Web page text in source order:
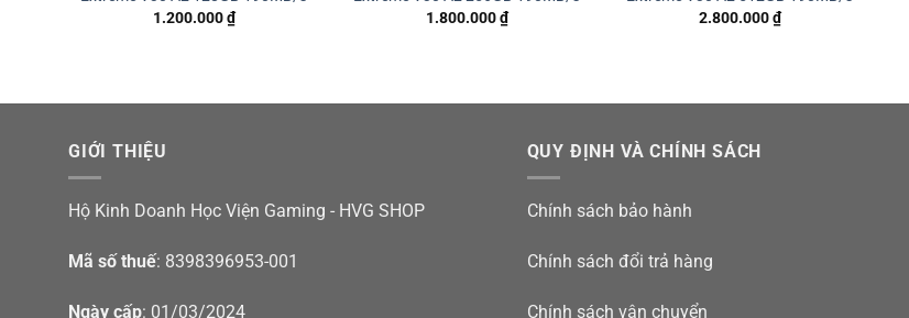
1.200.000₫
1.800.000₫
2.800.000₫
GIỚI THIỆU
Hộ Kinh Doanh Học Viện Gaming - HVG SHOP
Mã số thuế: 8398396953-001
Ngày cấp: 01/03/2024
QUY ĐỊNH VÀ CHÍNH SÁCH
Chính sách bảo hành
Chính sách đổi trả hàng
Chính sách vận chuyển